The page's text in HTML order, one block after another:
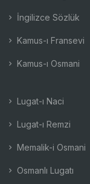
İngilizce Sözlük
Kamus-ı Fransevi
Kamus-ı Osmani
Lugat-ı Naci
Lugat-ı Remzi
Memalik-i Osmani
Osmanlı Lugatı